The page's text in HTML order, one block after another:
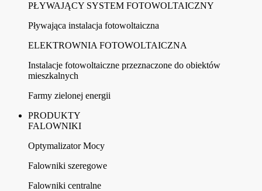
PŁYWAJĄCY SYSTEM FOTOWOLTAICZNY
Pływająca instalacja fotowoltaiczna
ELEKTROWNIA FOTOWOLTAICZNA
Instalacje fotowoltaiczne przeznaczone do obiektów
mieszkalnych
Farmy zielonej energii
PRODUKTY
FALOWNIKI
Optymalizator Mocy
Falowniki szeregowe
Falowniki centralne